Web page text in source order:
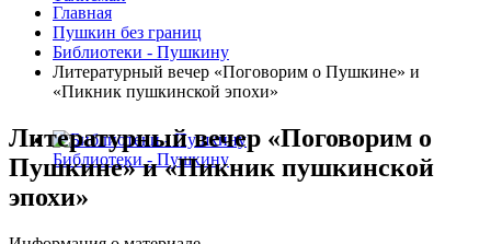
Библиотеки - Пушкину
Главная
Пушкин без границ
Библиотеки - Пушкину
Литературный вечер «Поговорим о Пушкине» и
«Пикник пушкинской эпохи»
Литературный вечер «Поговорим о
Пушкине» и «Пикник пушкинской
эпохи»